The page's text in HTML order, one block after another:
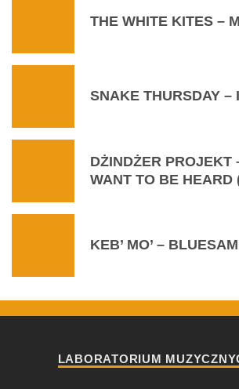
THE WHITE KITES –
SNAKE THURSDAY –
DŻINDŻER PROJEKT
WANT TO BE HEARD
KEB’ MO’ –
LABORATORIUM